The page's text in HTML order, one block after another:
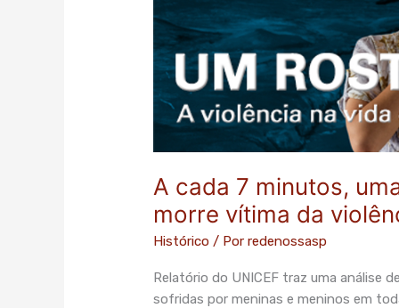
A cada 7 minutos,
morre vítima da
Histórico / Porredenossasp
Relatório do UNICEF traz uma análise
sofridas por meninas e meninos em
uma
criança
ou
um
adolescente
morre
violência